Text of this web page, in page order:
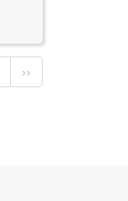
››